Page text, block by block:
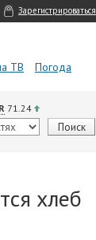
Зарегистрироваться
ТВ Погода
71.24
хлеб